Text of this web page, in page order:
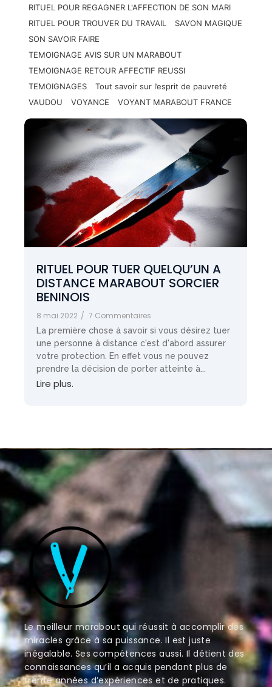
RITUEL POUR REGAGNER L'AFFECTION DE SON MARI
RITUEL POUR TROUVER DU TRAVAIL
SAVON MAGIQUE
SON SAVOIR FAIRE
TEMOIGNAGE AVIS SUR UN MARABOUT
TEMOIGNAGE RETOUR AFFECTIF REUSSI
TEMOIGNAGES
Tout savoir sur l’esprit de pauvreté
VAUDOU
VOYANCE VOYANT MARABOUT FRANCE
RITUEL POUR TUER QUELQU’UN A
DISTANCE MARABOUT SORCIER
BENINOIS
8 mai 2022 / 7 Commentaires
La première chose à savoir si vous désirez tuer
une personne à distance c'est d'abord assurer
votre protection. En effet vous ne pouvez
prendre la décision de porter atteinte à...
Lire plus.
Le meilleur marabout qui réussit à accomplir des
miracles grâce à sa puissance. Il est juste
inégalable. Ses compétences aussi. Il détient des
connaissances qu’il a acquis pendant plus de
trente années d’expériences et de pratiques.